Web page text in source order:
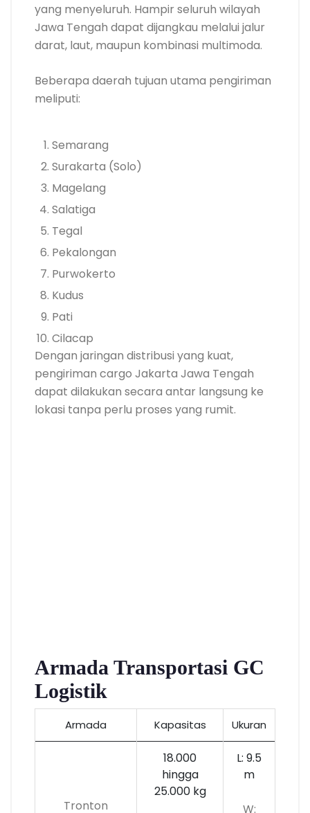
yang menyeluruh. Hampir seluruh wilayah
Jawa Tengah dapat dijangkau melalui jalur
darat, laut, maupun kombinasi multimoda.
Beberapa daerah tujuan utama pengiriman
meliputi:
Semarang
Surakarta (Solo)
Magelang
Salatiga
Tegal
Pekalongan
Purwokerto
Kudus
Pati
Cilacap
Dengan jaringan distribusi yang kuat,
pengiriman cargo Jakarta Jawa Tengah
dapat dilakukan secara antar langsung ke
lokasi tanpa perlu proses yang rumit.
Armada Transportasi GC
Logistik
Armada Kapasitas Ukuran
Tronton
18.000
hingga
25.000 kg
L: 9.5
m
W: